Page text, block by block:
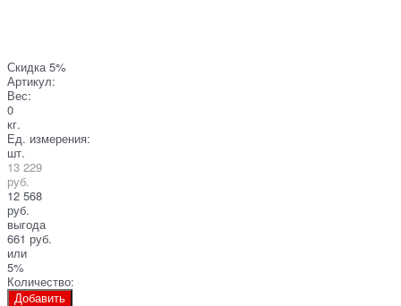
Скидка 5%
Артикул:
Вес:
0
кг.
Ед. измерения:
шт.
13 229
руб.
12 568
руб.
выгода
661 руб.
или
5%
Количество:
Добавить